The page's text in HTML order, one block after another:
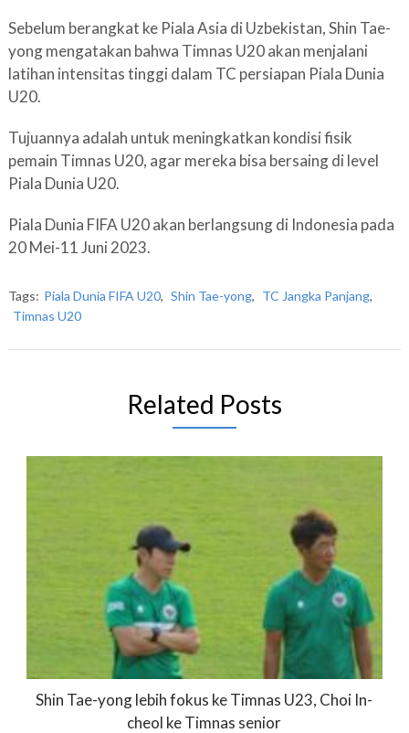
Sebelum berangkat ke Piala Asia di Uzbekistan, Shin Tae-
yong mengatakan bahwa Timnas U20 akan menjalani
latihan intensitas tinggi dalam TC persiapan Piala Dunia
U20.
Tujuannya adalah untuk meningkatkan kondisi fisik
pemain Timnas U20, agar mereka bisa bersaing di level
Piala Dunia U20.
Piala Dunia FIFA U20 akan berlangsung di Indonesia pada
20 Mei-11 Juni 2023.
Tags: Piala Dunia FIFA U20, Shin Tae-yong, TC Jangka Panjang,
Timnas U20
Related Posts
Shin Tae-yong lebih fokus ke Timnas U23, Choi In-
cheol ke Timnas senior